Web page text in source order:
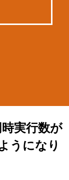
実行数が
うになり